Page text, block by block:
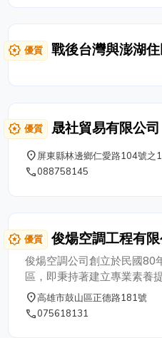
的需求，是讓DGT始終站穩
將繼續擴展中國、歐洲及美
award_star 優質 戰後台灣與澎湖
award_star 優質 晟社貿易有限公司
place屏東縣林邊鄉仁愛路104號之1
phone088758145
award_star 優質 俊煬空調工程有
俊煬空調公司創立於民國80
區，即秉持著建立專業素養
空調、中央空調規劃、中央
無塵室工程、無塵室規劃，
place高雄市鼓山區正德路181號
phone075618131